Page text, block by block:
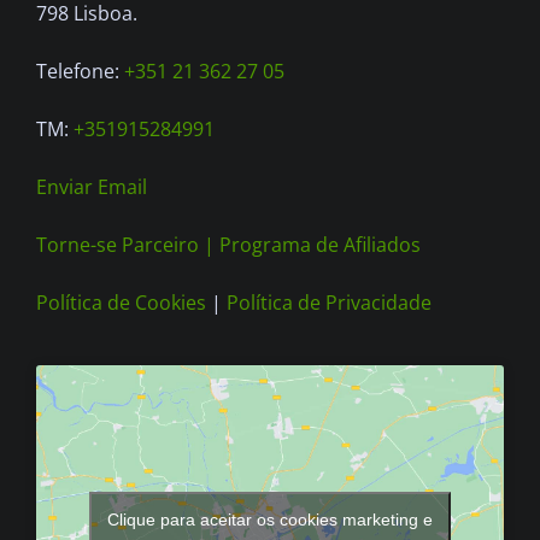
product
798 Lisboa.
Telefone: +351 21 362 27 05
TM: +351915284991
Enviar Email
Torne-se Parceiro | Programa de Afiliados
Política de Cookies | Política de Privacidade
Clique para aceitar os cookies marketing e